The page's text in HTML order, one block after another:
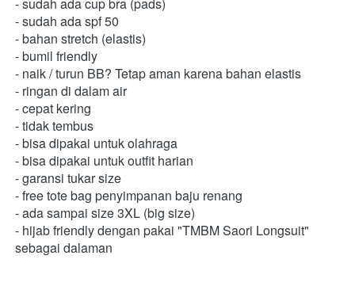
- sudah ada spf 50
- bahan stretch (elastis)
- bumil friendly
- naik / turun BB? Tetap aman karena bahan elastis
- ringan di dalam air
- cepat kering
- tidak tembus
- bisa dipakai untuk olahraga
- bisa dipakai untuk outfit harian
- garansi tukar size
- free tote bag penyimpanan baju renang
- ada sampai size 3XL (big size)
- hijab friendly dengan pakai "TMBM Saori Longsuit"
sebagai dalaman